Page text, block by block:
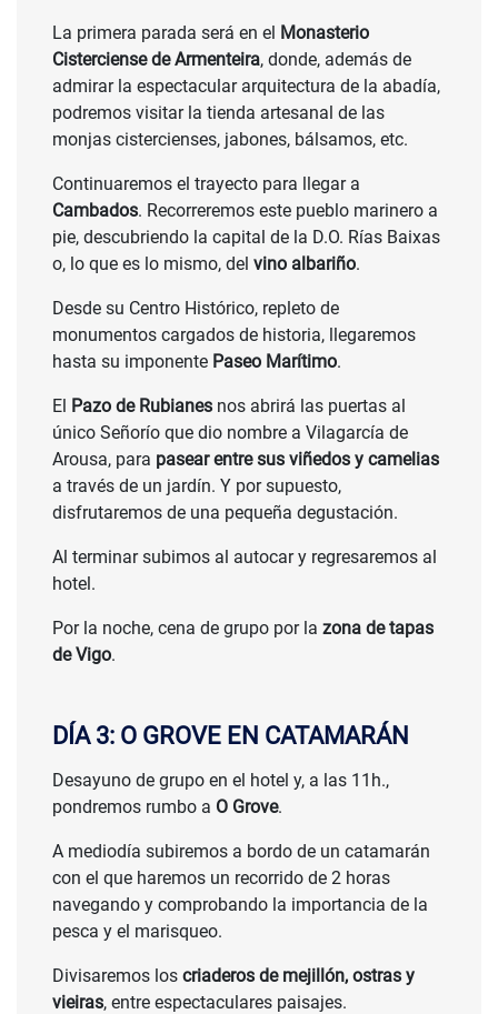
La primera parada será en el Monasterio
Cisterciense de Armenteira, donde, además de
admirar la espectacular arquitectura de la abadía,
podremos visitar la tienda artesanal de las
monjas cistercienses, jabones, bálsamos, etc.
Continuaremos el trayecto para llegar a
Cambados. Recorreremos este pueblo marinero a
pie, descubriendo la capital de la D.O. Rías Baixas
o, lo que es lo mismo, del vino albariño.
Desde su Centro Histórico, repleto de
monumentos cargados de historia, llegaremos
hasta su imponente Paseo Marítimo.
El Pazo de Rubianes nos abrirá las puertas al
único Señorío que dio nombre a Vilagarcía de
Arousa, para pasear entre sus viñedos y camelias
a través de un jardín. Y por supuesto,
disfrutaremos de una pequeña degustación.
Al terminar subimos al autocar y regresaremos al
hotel.
Por la noche, cena de grupo por la zona de tapas
de Vigo.
DÍA 3: O GROVE EN CATAMARÁN
Desayuno de grupo en el hotel y, a las 11h.,
pondremos rumbo a O Grove.
A mediodía subiremos a bordo de un catamarán
con el que haremos un recorrido de 2 horas
navegando y comprobando la importancia de la
pesca y el marisqueo.
Divisaremos los criaderos de mejillón, ostras y
vieiras, entre espectaculares paisajes.